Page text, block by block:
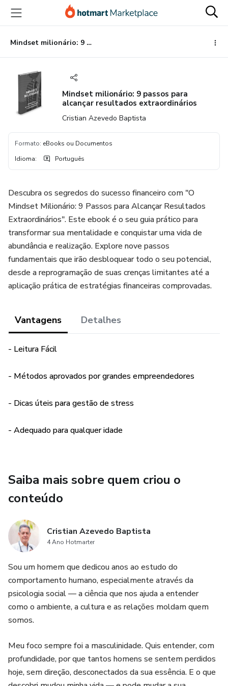
para
conteúdo
principal
para
pagamento
para
rodapé
Mindset milionário: 9 passos para alcançar resultados extraordinários
Mindset milionário: 9 passos para
alcançar resultados extraordinários
Cristian Azevedo Baptista
Formato: eBooks ou Documentos
Idioma: Português
Descubra os segredos do sucesso financeiro com "O
Mindset Milionário: 9 Passos para Alcançar Resultados
Extraordinários". Este ebook é o seu guia prático para
transformar sua mentalidade e conquistar uma vida de
abundância e realização. Explore nove passos
fundamentais que irão desbloquear todo o seu potencial,
desde a reprogramação de suas crenças limitantes até a
aplicação prática de estratégias financeiras comprovadas.
Vantagens Detalhes
- Leitura Fácil
- Métodos aprovados por grandes empreendedores
- Dicas úteis para gestão de stress
- Adequado para qualquer idade
Saiba mais sobre quem criou o
conteúdo
Cristian Azevedo Baptista
4 Ano Hotmarter
Sou um homem que dedicou anos ao estudo do
comportamento humano, especialmente através da
psicologia social — a ciência que nos ajuda a entender
como o ambiente, a cultura e as relações moldam quem
somos.
Meu foco sempre foi a masculinidade. Quis entender, com
profundidade, por que tantos homens se sentem perdidos
hoje, sem direção, desconectados da sua essência. E o que